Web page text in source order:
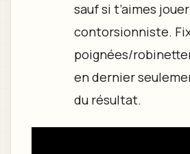
sauf si t’aimes
contorsionniste.
poignées/
en dernier
du résultat.